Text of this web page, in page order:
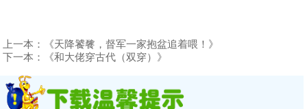
上一本：
《天降饕餮，督军一家抱盆追着喂！》
下一本：
《和大佬穿古代（双穿）》